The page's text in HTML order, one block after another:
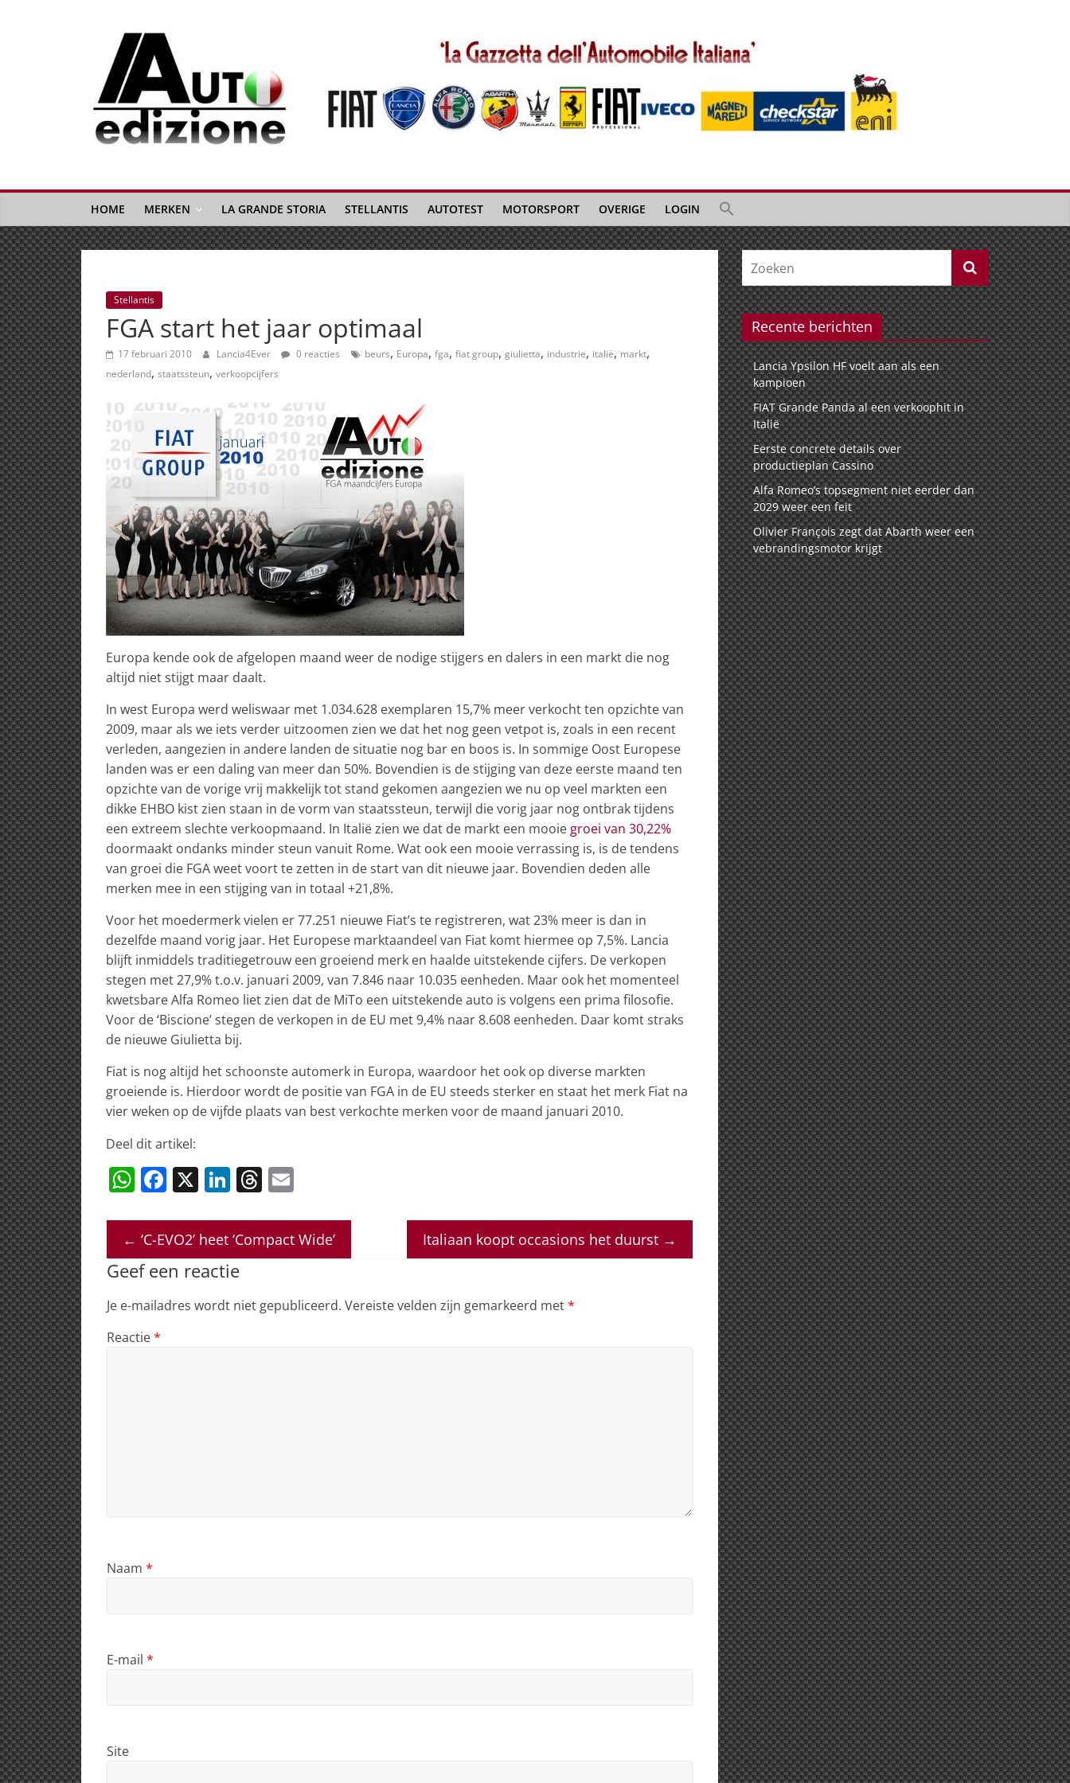
Auto
Edizione
La
Gazetta
dell'Automobile
Italiana
|
Italiaans
autonieuws
&
lifestyle
HOME MERKEN LA GRANDE STORIA STELLANTIS AUTOTEST MOTORSPORT OVERIGE LOGIN
Stellantis
FGA start het jaar optimaal
17 februari 2010 Lancia4Ever 0 reacties beurs, Europa, fga, fiat group, giulietta, industrie, italië, markt,
nederland, staatssteun, verkoopcijfers
Europa kende ook de afgelopen maand weer de nodige stijgers en dalers in een markt die nog
altijd niet stijgt maar daalt.
In west Europa werd weliswaar met 1.034.628 exemplaren 15,7% meer verkocht ten opzichte van
2009, maar als we iets verder uitzoomen zien we dat het nog geen vetpot is, zoals in een recent
verleden, aangezien in andere landen de situatie nog bar en boos is. In sommige Oost Europese
landen was er een daling van meer dan 50%. Bovendien is de stijging van deze eerste maand ten
opzichte van de vorige vrij makkelijk tot stand gekomen aangezien we nu op veel markten een
dikke EHBO kist zien staan in de vorm van staatssteun, terwijl die vorig jaar nog ontbrak tijdens
een extreem slechte verkoopmaand. In Italië zien we dat de markt een mooie groei van 30,22%
doormaakt ondanks minder steun vanuit Rome. Wat ook een mooie verrassing is, is de tendens
van groei die FGA weet voort te zetten in de start van dit nieuwe jaar. Bovendien deden alle
merken mee in een stijging van in totaal +21,8%.
Voor het moedermerk vielen er 77.251 nieuwe Fiat’s te registreren, wat 23% meer is dan in
dezelfde maand vorig jaar. Het Europese marktaandeel van Fiat komt hiermee op 7,5%. Lancia
blijft inmiddels traditiegetrouw een groeiend merk en haalde uitstekende cijfers. De verkopen
stegen met 27,9% t.o.v. januari 2009, van 7.846 naar 10.035 eenheden. Maar ook het momenteel
kwetsbare Alfa Romeo liet zien dat de MiTo een uitstekende auto is volgens een prima filosofie.
Voor de ‘Biscione’ stegen de verkopen in de EU met 9,4% naar 8.608 eenheden. Daar komt straks
de nieuwe Giulietta bij.
Fiat is nog altijd het schoonste automerk in Europa, waardoor het ook op diverse markten
groeiende is. Hierdoor wordt de positie van FGA in de EU steeds sterker en staat het merk Fiat na
vier weken op de vijfde plaats van best verkochte merken voor de maand januari 2010.
Deel dit artikel:
W
at
s
A
p
p
F
c
e
b
o
X Li
k
e
dI
n
T
re
a
s
ai
l
← ‘C-EVO2’ heet ‘Compact Wide’ Italiaan koopt occasions het duurst →
Geef een reactie
Je e-mailadres wordt niet gepubliceerd. Vereiste velden zijn gemarkeerd met*
Reactie*
Naam *
E-mail *
Site
Recente berichten
Lancia Ypsilon HF voelt aan als een
kampioen
FIAT Grande Panda al een verkoophit in
Italië
Eerste concrete details over
productieplan Cassino
Alfa Romeo’s topsegment niet eerder dan
2029 weer een feit
Olivier François zegt dat Abarth weer een
vebrandingsmotor krijgt